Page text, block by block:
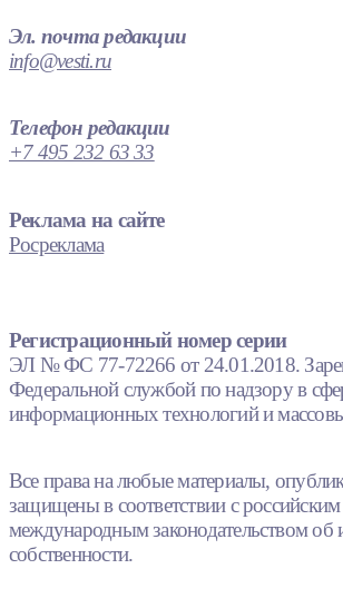
Эл. почта редакции
info@vesti.ru
Телефон редакции
+7 495 232 63 33
Реклама на сайте
Росреклама
Регистрационный номер серии
ЭЛ № ФС 77-72266 от 24.01.2018.
Федеральной службой по надзору в
информационных технологий и
Все права на любые материалы,
защищены в соответствии с
международным законодательством об
собственности.